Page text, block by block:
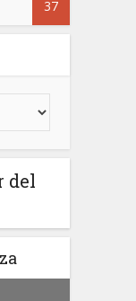
37
del